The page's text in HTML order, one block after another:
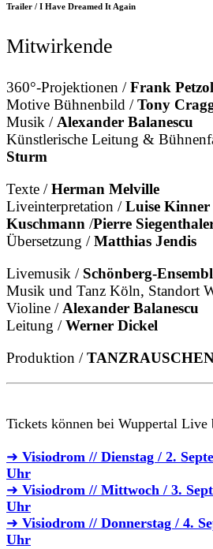
Trailer / I Have Dreamed It Again
Mitwirkende
360°-Projektionen /Frank
Motive Bühnenbild /Tony
Musik / Alexander Balanescu
Künstlerische Leitung &
Sturm
Texte /Herman Melville
Liveinterpretation /Luise Kinner
Kuschmann /Pierre
Übersetzung /Matthias Jendis
Livemusik / Schönberg-
Musik und Tanz Köln, Standort
Violine /Alexander Balanescu
Leitung /Werner Dickel
Produktion /
Tickets können bei Wuppertal Live
➜ Visiodrom // Dienstag / 2.
Uhr
➜ Visiodrom // Mittwoch / 3.
Uhr
➜ Visiodrom // Donnerstag / 4.
Uhr